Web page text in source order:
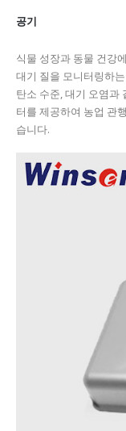
공기
식물 성장과 동물 건강
대기 질을 모니터링하
탄소 수준, 대기 오염과
터를 제공하여 농업 관
습니다.